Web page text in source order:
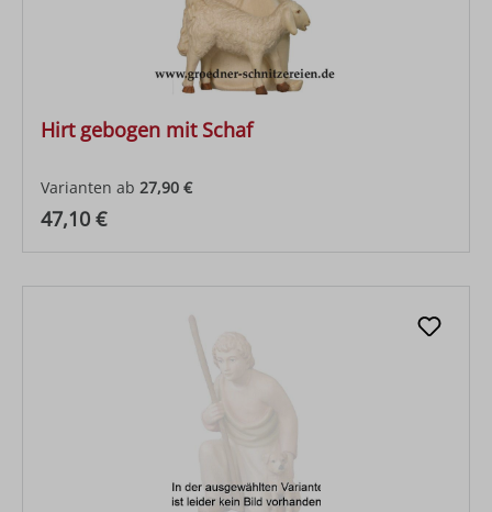
Hirt gebogen mit Schaf
Varianten ab 27,90 €
Regulärer Preis:
47,10 €